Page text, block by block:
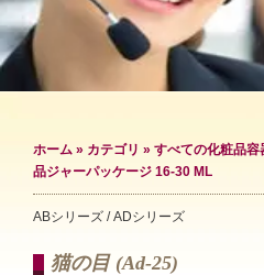
ホーム » カテゴリ » すべての化粧品容
品ジャーパッケージ 16-30 ML
ABシリーズ / ADシリーズ
猫の目 (ad-25)